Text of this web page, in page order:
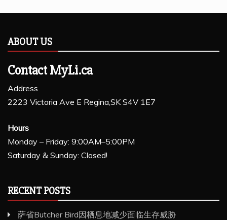
ABOUT US
Contact MyLi.ca
Address
2223 Victoria Ave E Regina,SK S4V 1E7
Hours
Monday – Friday: 9:00AM–5:00PM
Saturday & Sunday: Closed!
RECENT POSTS
萨省Butcher Bird因栖息地减少面临生存威胁